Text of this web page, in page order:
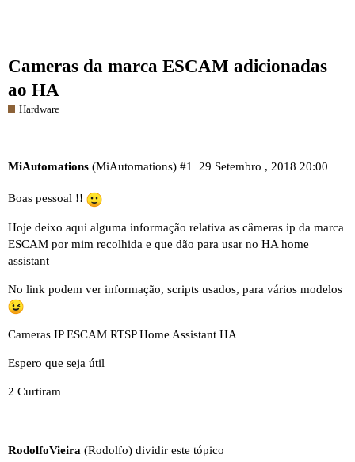
Cameras da marca ESCAM adicionadas
ao HA
Hardware
MiAutomations (MiAutomations) 29 Setembro , 2018 20:00
#1
Boas pessoal !!
Hoje deixo aqui alguma informação relativa as câmeras ip da marca
ESCAM por mim recolhida e que dão para usar no HA home
assistant
No link podem ver informação, scripts usados, para vários modelos
Cameras IP ESCAM RTSP Home Assistant HA
Espero que seja útil
2 Curtiram
RodolfoVieira (Rodolfo) dividir este tópico